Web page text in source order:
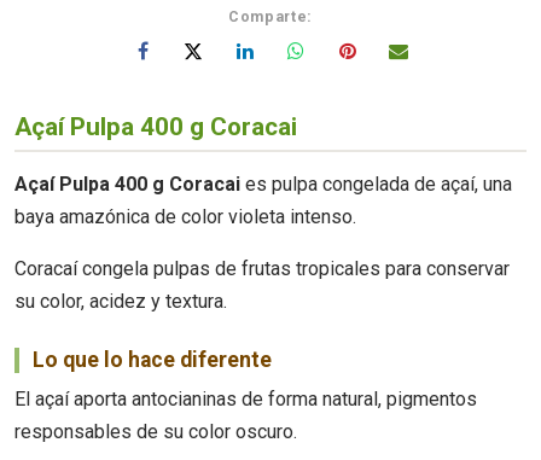
Comparte:
Açaí Pulpa 400 g Coracai
Açaí Pulpa 400 g Coracai es pulpa congelada de açaí, una
baya amazónica de color violeta intenso.
Coracaí congela pulpas de frutas tropicales para conservar
su color, acidez y textura.
Lo que lo hace diferente
El açaí aporta antocianinas de forma natural, pigmentos
responsables de su color oscuro.